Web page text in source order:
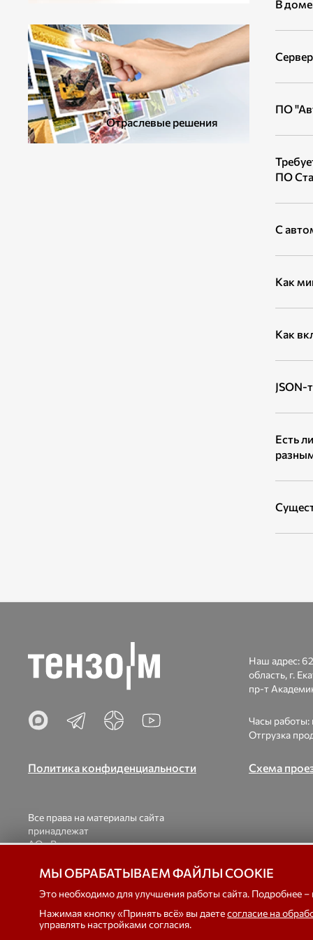
Отраслевые решения
В
ПО
ПО
С
Как
Как
JSON-
Есть
Политика конфиденциальности
Наш адрес:
область, г.
пр-т
Часы работы:
Отгрузка
Схема
Все права на материалы сайта
принадлежат
АО «Весоизмерительная компания
При использовании материалов ссылка на
© 1998-2026
МЫ ОБРАБАТЫВАЕМ ФАЙЛЫ COOKIE
Это необходимо для улучшения работы сайта. Подробнее –
Нажимая кнопку «Принять всё» вы даетесогласие на
управлять настройками согласия.